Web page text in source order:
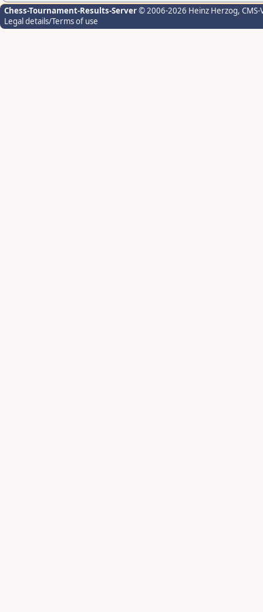
Chess-Tournament-Results-Server© 2006-2026 Heinz Herzog,
Legal details/Terms of use